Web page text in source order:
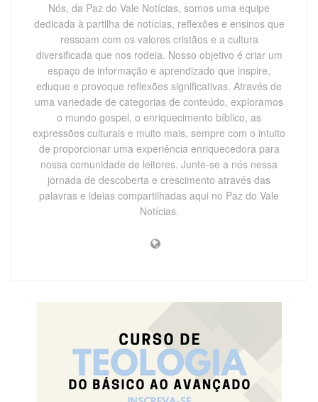
Nós, da Paz do Vale Notícias, somos uma equipe
dedicada à partilha de notícias, reflexões e ensinos que
ressoam com os valores cristãos e a cultura
diversificada que nos rodeia. Nosso objetivo é criar um
espaço de informação e aprendizado que inspire,
eduque e provoque reflexões significativas. Através de
uma variedade de categorias de conteúdo, exploramos
o mundo gospel, o enriquecimento bíblico, as
expressões culturais e muito mais, sempre com o intuito
de proporcionar uma experiência enriquecedora para
nossa comunidade de leitores. Junte-se a nós nessa
jornada de descoberta e crescimento através das
palavras e ideias compartilhadas aqui no Paz do Vale
Notícias.